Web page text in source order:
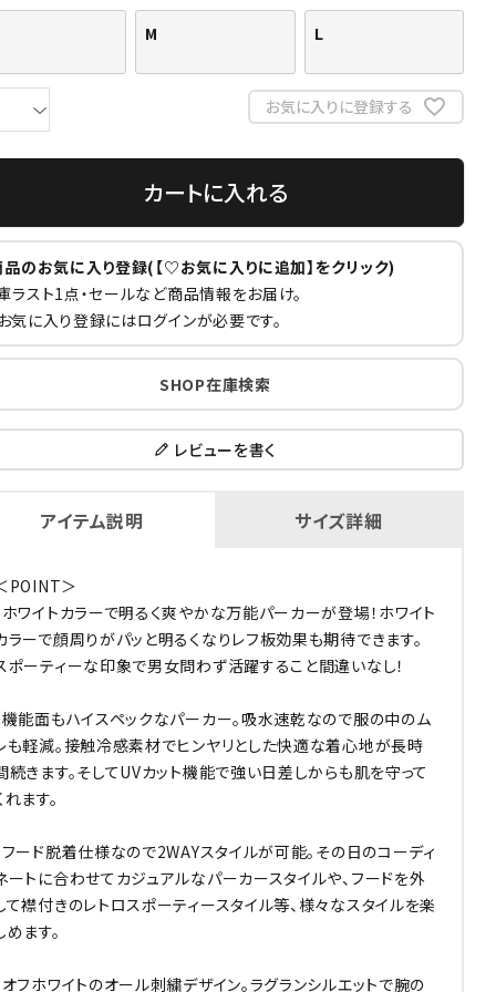
M L
お気に入りに登録する
カートに入れる
品のお気に入り登録(【♡お気に入りに追加】をクリック)
ラスト1点・セールなど商品情報をお届け。
お気に入り登録にはログインが必要です。
SHOP在庫検索
レビューを書く
アイテム説明 サイズ詳細
POINT＞
ホワイトカラーで明るく爽やかな万能パーカーが登場！ホワイト
ラーで顔周りがパッと明るくなりレフ板効果も期待できます。
ポーティーな印象で男女問わず活躍すること間違いなし！
機能面もハイスペックなパーカー。吸水速乾なので服の中のム
も軽減。接触冷感素材でヒンヤリとした快適な着心地が長時
続きます。そしてUVカット機能で強い日差しからも肌を守って
れます。
フード脱着仕様なので2WAYスタイルが可能。その日のコーディ
ートに合わせてカジュアルなパーカースタイルや、フードを外
て襟付きのレトロスポーティースタイル等、様々なスタイルを楽
めます。
オフホワイトのオール刺繍デザイン。ラグランシルエットで腕の